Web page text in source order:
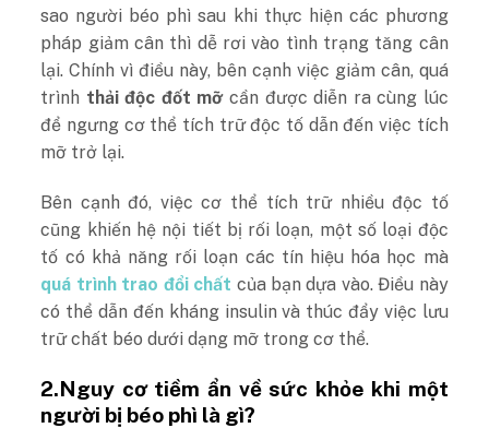
sao người béo phì sau khi thực hiện các phương
pháp giảm cân thì dễ rơi vào tình trạng tăng cân
lại. Chính vì điều này, bên cạnh việc giảm cân, quá
trình thải độc đốt mỡcần được diễn ra cùng lúc
để ngưng cơ thể tích trữ độc tố dẫn đến việc tích
mỡ trở lại.
Bên cạnh đó, việc cơ thể tích trữ nhiều độc tố
cũng khiến hệ nội tiết bị rối loạn, một số loại độc
tố có khả năng rối loạn các tín hiệu hóa học mà
quá trình trao đổi chất của bạn dựa vào. Điều này
có thể dẫn đến kháng insulin và thúc đẩy việc lưu
trữ chất béo dưới dạng mỡ trong cơ thể.
2.Nguy cơ tiềm ẩn về sức khỏe khi một
người bị béo phì là gì?